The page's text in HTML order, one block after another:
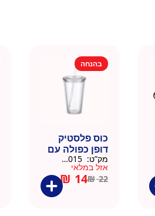
בהנחה
כוס פלסטיק
דופן כפולה עם
קשית
מק”ט: 9911015
אזל במלאי
₪22
₪ 14